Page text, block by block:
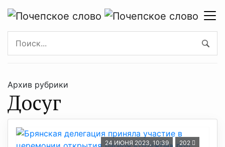
Архив рубрики
Досуг
24 ИЮНЯ 2023, 10:39 202